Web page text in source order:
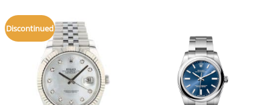
Discontinued